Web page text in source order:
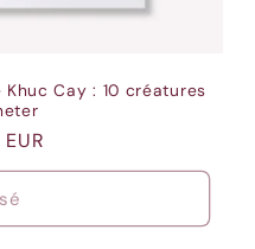
Cay : 10 créatures